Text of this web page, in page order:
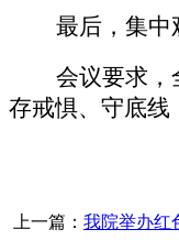
最后，集中
会议要求，
存戒惧、守底线
上一篇： 我院举办红